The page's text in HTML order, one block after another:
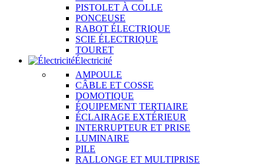
PISTOLET À COLLE
PONCEUSE
RABOT ÉLECTRIQUE
SCIE ÉLECTRIQUE
TOURET
Électricité
AMPOULE
CÂBLE ET COSSE
DOMOTIQUE
ÉQUIPEMENT TERTIAIRE
ÉCLAIRAGE EXTÉRIEUR
INTERRUPTEUR ET PRISE
LUMINAIRE
PILE
RALLONGE ET MULTIPRISE